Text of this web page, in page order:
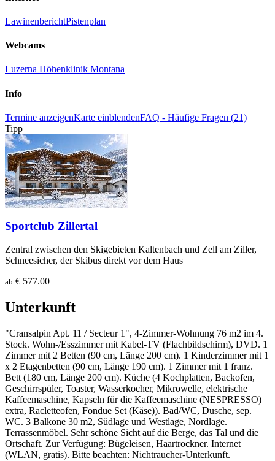
LawinenberichtPistenplan
Webcams
Luzerna Höhenklinik Montana
Info
Termine anzeigenKarte einblendenFAQ - Häufige Fragen (21)
Tipp
Sportclub Zillertal
Zentral zwischen den Skigebieten Kaltenbach und Zell am Ziller,
Schneesicher, der Skibus direkt vor dem Haus
ab € 577.00
Unterkunft
"Cransalpin Apt. 11 / Secteur 1", 4-Zimmer-Wohnung 76 m2 im 4.
Stock. Wohn-/Esszimmer mit Kabel-TV (Flachbildschirm), DVD. 1
Zimmer mit 2 Betten (90 cm, Länge 200 cm). 1 Kinderzimmer mit 1
x 2 Etagenbetten (90 cm, Länge 190 cm). 1 Zimmer mit 1 franz.
Bett (180 cm, Länge 200 cm). Küche (4 Kochplatten, Backofen,
Geschirrspüler, Toaster, Wasserkocher, Mikrowelle, elektrische
Kaffeemaschine, Kapseln für die Kaffeemaschine (NESPRESSO)
extra, Racletteofen, Fondue Set (Käse)). Bad/WC, Dusche, sep.
WC. 3 Balkone 30 m2, Südlage und Westlage, Nordlage.
Terrassenmöbel. Sehr schöne Sicht auf die Berge, das Tal und die
Ortschaft. Zur Verfügung: Bügeleisen, Haartrockner. Internet
(WLAN, gratis). Bitte beachten: Nichtraucher-Unterkunft.